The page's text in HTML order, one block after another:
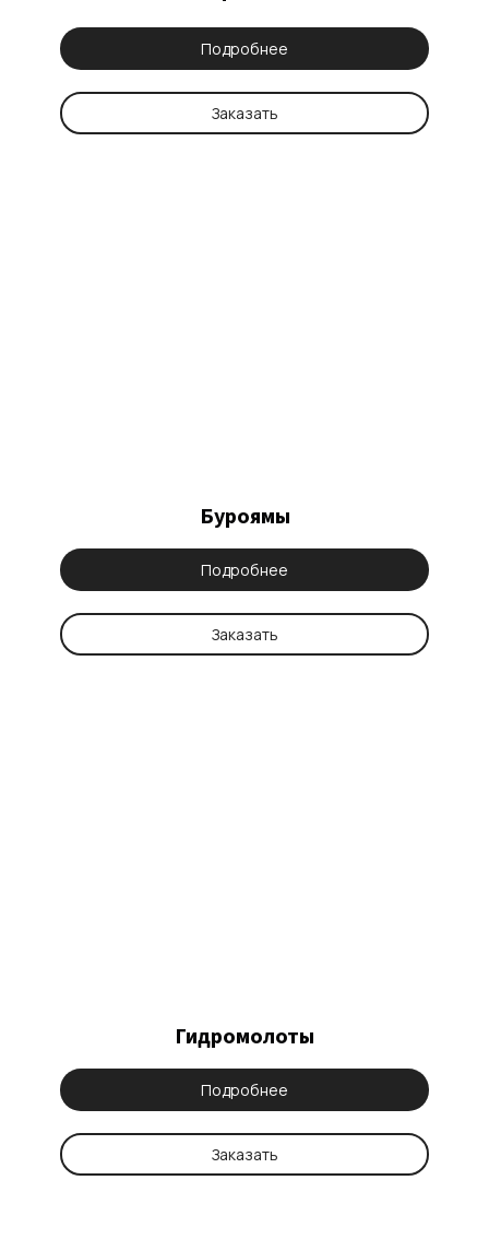
Подробнее
Заказать
Буроямы
Подробнее
Заказать
Гидромолоты
Подробнее
Заказать